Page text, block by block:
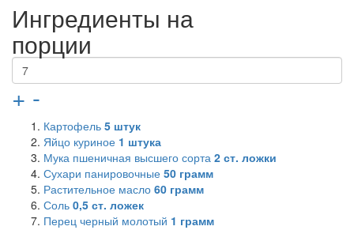
Ингредиенты на
порции
+ -
Картофель 5 штук
Яйцо куриное 1 штука
Мука пшеничная высшего сорта 2 ст. ложки
Сухари панировочные 50 грамм
Растительное масло 60 грамм
Соль 0,5 ст. ложек
Перец черный молотый 1 грамм